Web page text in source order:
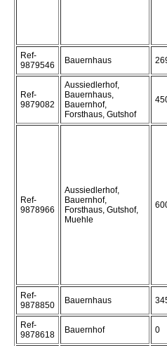
Ref-
9879546
Bauernhaus
Ref-
9879082
Aussiedlerhof,
Bauernhaus,
Bauernhof,
Forsthaus, Gutshof
Ref-
9878966
Aussiedlerhof,
Bauernhof,
Forsthaus, Gutshof,
Muehle
Ref-
9878850
Bauernhaus
Ref-
9878618
Bauernhof 0